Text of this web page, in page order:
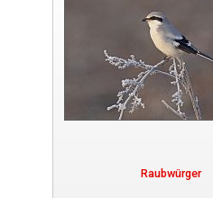
Raubwürger